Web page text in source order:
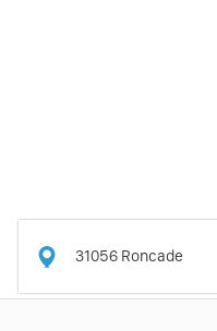
31056 Roncade